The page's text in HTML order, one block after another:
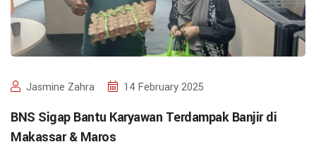
Jasmine Zahra 14 February 2025
BNS Sigap Bantu Karyawan Terdampak Banjir di
Makassar & Maros